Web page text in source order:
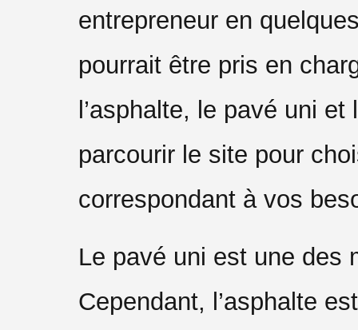
entrepreneur en
pourrait être pris en
l’asphalte, le pavé uni et
parcourir le site pour
correspondant à vos
Le pavé uni est une des
Cependant, l’asphalte